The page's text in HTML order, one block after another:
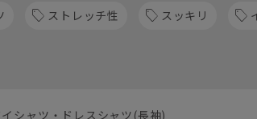
ストレッチ性 スッキリ
イシャツ・ドレスシャツ(長袖)